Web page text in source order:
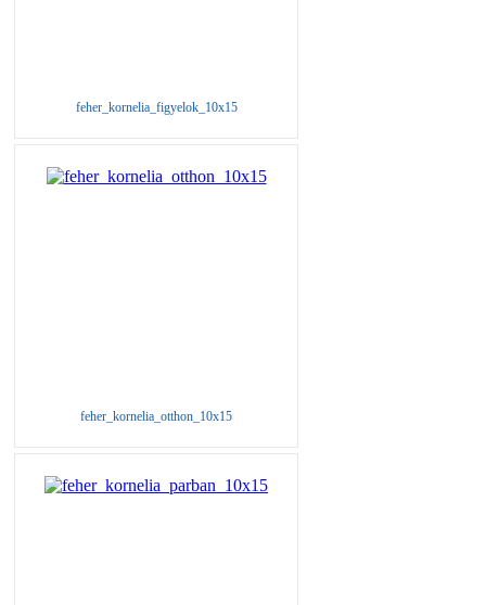
feher_kornelia_figyelok_10x15
feher_kornelia_otthon_10x15